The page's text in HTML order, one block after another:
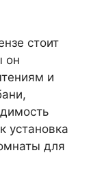
стоит
он
и
установка
для